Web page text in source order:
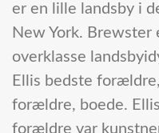
er en lille landsby i
New York. Brewster
overklasse
Ellis bedste
forældre, boede.
forældre var